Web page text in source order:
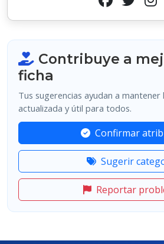
Contribuye a
ficha
Tus sugerencias ayudan a
actualizada y útil para todos.
Confirmar
Sugerir
Reportar